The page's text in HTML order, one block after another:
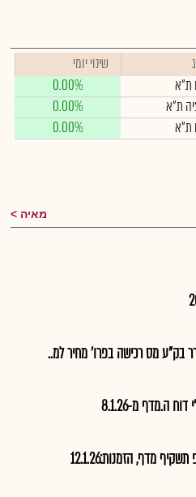
שינוי יומי
ת"א
0.00%
ת"א
0.00%
ת"א 0.00%
מאיה
בק"ע מס רכישה בפרו' מחיר למ..
ה.מדף מ-8.1.26
מדף, הזמנות:12.1.26